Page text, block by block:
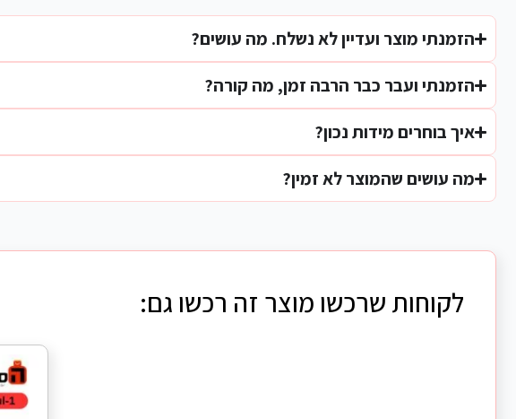
הזמנתי מוצר ועדיין לא נשלח. מה עושים?
הזמנתי ועבר כבר הרבה זמן, מה קורה?
איך בוחרים מידות נכון?
מה עושים שהמוצר לא זמין?
לקוחות שרכשו מוצר זה רכשו גם: